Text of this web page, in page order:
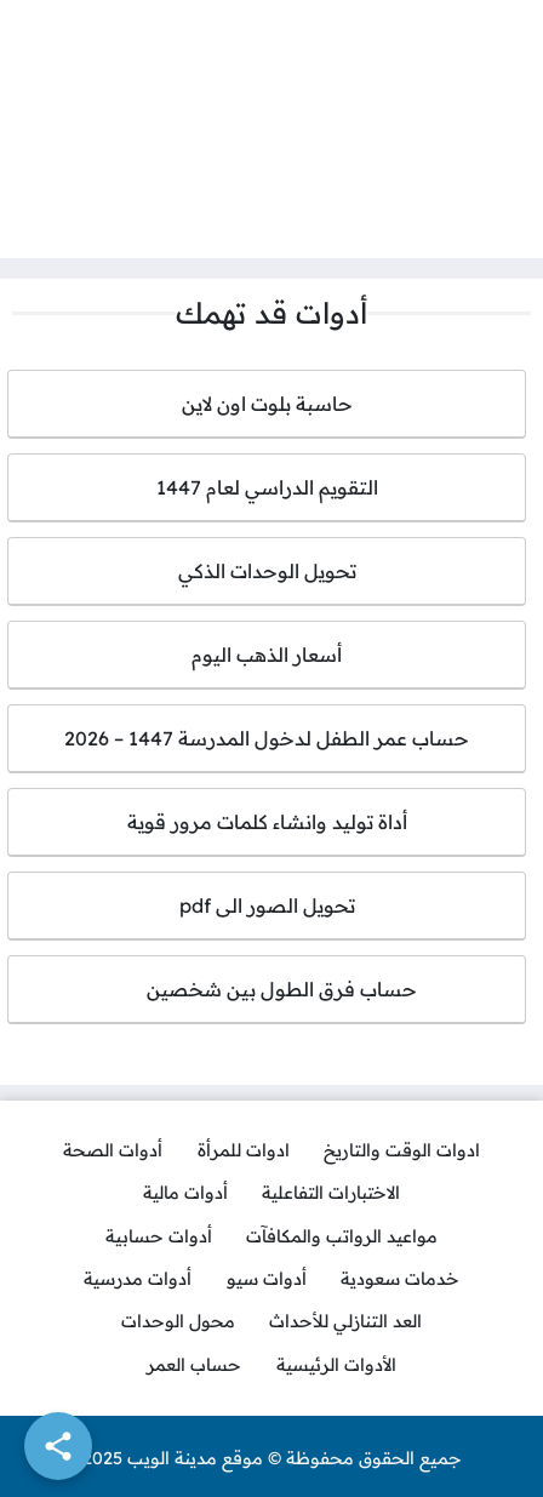
أدوات قد تهمك
حاسبة بلوت اون لاين
التقويم الدراسي لعام 1447
تحويل الوحدات الذكي
أسعار الذهب اليوم
حساب عمر الطفل لدخول المدرسة 1447 – 2026
أداة توليد وانشاء كلمات مرور قوية
تحويل الصور الى pdf
حساب فرق الطول بين شخصين
ادوات الوقت والتاريخ ادوات للمرأة
أدوات الصحة
الاختبارات التفاعلية
أدوات مالية
مواعيد الرواتب والمكافآت
أدوات حسابية
خدمات سعودية
أدوات سيو
أدوات مدرسية
العد التنازلي للأحداث
محول الوحدات
الأدوات الرئيسية
حساب العمر
جميع الحقوق محفوظة © موقع مدينة الويب 2025